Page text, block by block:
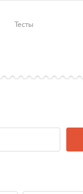
Тесты